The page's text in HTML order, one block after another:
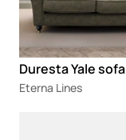
Duresta Yale sofa
Eterna Lines